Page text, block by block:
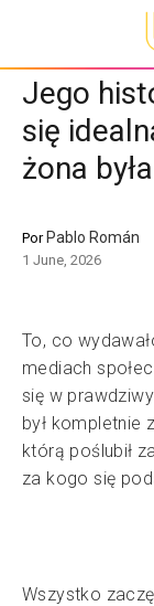
Jego
się
żona
Por Pablo Román
1 June, 2026
To, co
mediach
się w
był kompletnie
którą poślubił
za kogo się
Wszystko